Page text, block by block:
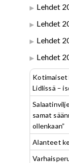
Lehdet
Lehdet
Lehdet
Lehdet
Kotimaiset
Lidlissä –
samat
ollenkaan”
Alanteet